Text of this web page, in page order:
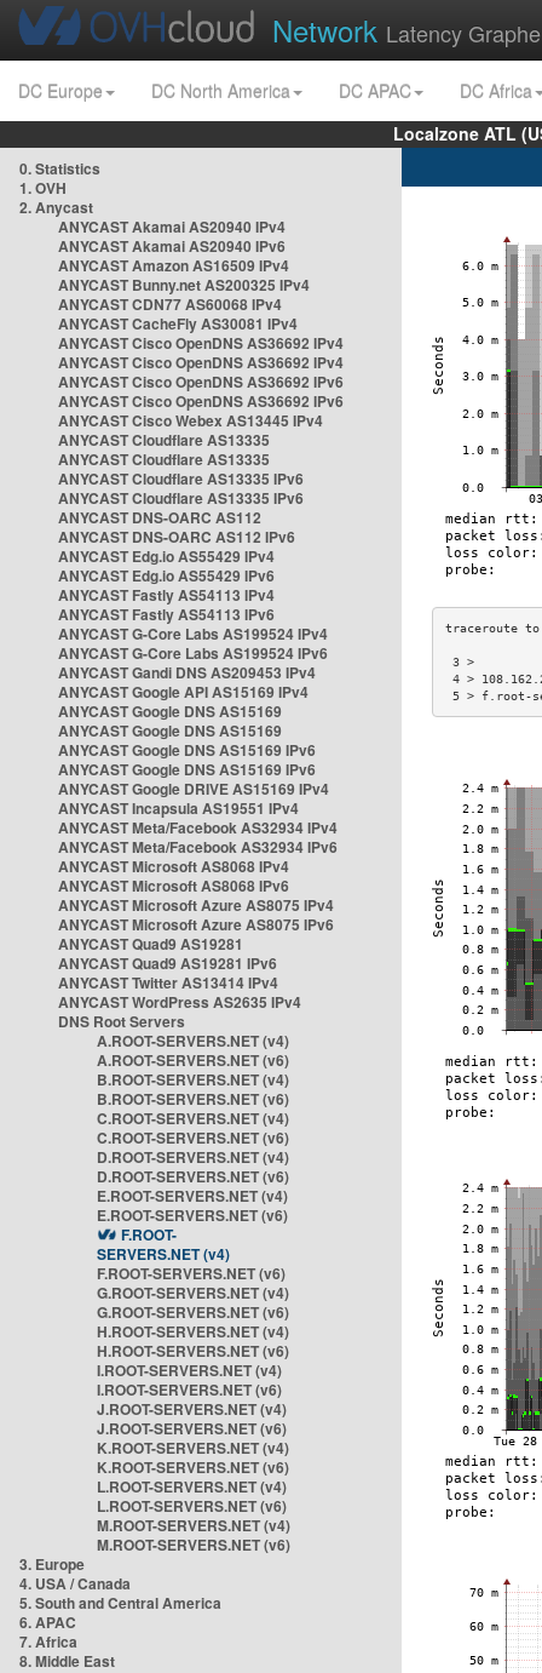
Network Latency
DC Europe DC North America DC APAC
DC Africa
Localzone ATL
0. Statistics
1. OVH
2. Anycast
ANYCAST Akamai AS20940 IPv4
ANYCAST Akamai AS20940 IPv6
ANYCAST Amazon AS16509 IPv4
ANYCAST Bunny.net AS200325 IPv4
ANYCAST CDN77 AS60068 IPv4
ANYCAST CacheFly AS30081 IPv4
ANYCAST Cisco OpenDNS AS36692 IPv4
ANYCAST Cisco OpenDNS AS36692 IPv4
ANYCAST Cisco OpenDNS AS36692 IPv6
ANYCAST Cisco OpenDNS AS36692 IPv6
ANYCAST Cisco Webex AS13445 IPv4
ANYCAST Cloudflare AS13335
ANYCAST Cloudflare AS13335
ANYCAST Cloudflare AS13335 IPv6
ANYCAST Cloudflare AS13335 IPv6
ANYCAST DNS-OARC AS112
ANYCAST DNS-OARC AS112 IPv6
ANYCAST Edg.io AS55429 IPv4
ANYCAST Edg.io AS55429 IPv6
ANYCAST Fastly AS54113 IPv4
ANYCAST Fastly AS54113 IPv6
ANYCAST G-Core Labs AS199524 IPv4
ANYCAST G-Core Labs AS199524 IPv6
ANYCAST Gandi DNS AS209453 IPv4
ANYCAST Google API AS15169 IPv4
ANYCAST Google DNS AS15169
ANYCAST Google DNS AS15169
ANYCAST Google DNS AS15169 IPv6
ANYCAST Google DNS AS15169 IPv6
ANYCAST Google DRIVE AS15169 IPv4
ANYCAST Incapsula AS19551 IPv4
ANYCAST Meta/Facebook AS32934 IPv4
ANYCAST Meta/Facebook AS32934 IPv6
ANYCAST Microsoft AS8068 IPv4
ANYCAST Microsoft AS8068 IPv6
ANYCAST Microsoft Azure AS8075 IPv4
ANYCAST Microsoft Azure AS8075 IPv6
ANYCAST Quad9 AS19281
ANYCAST Quad9 AS19281 IPv6
ANYCAST Twitter AS13414 IPv4
ANYCAST WordPress AS2635 IPv4
DNS Root Servers
A.ROOT-SERVERS.NET (v4)
A.ROOT-SERVERS.NET (v6)
B.ROOT-SERVERS.NET (v4)
B.ROOT-SERVERS.NET (v6)
C.ROOT-SERVERS.NET (v4)
C.ROOT-SERVERS.NET (v6)
D.ROOT-SERVERS.NET (v4)
D.ROOT-SERVERS.NET (v6)
E.ROOT-SERVERS.NET (v4)
E.ROOT-SERVERS.NET (v6)
F.ROOT-
SERVERS.NET (v4)
F.ROOT-SERVERS.NET (v6)
G.ROOT-SERVERS.NET (v4)
G.ROOT-SERVERS.NET (v6)
H.ROOT-SERVERS.NET (v4)
H.ROOT-SERVERS.NET (v6)
I.ROOT-SERVERS.NET (v4)
I.ROOT-SERVERS.NET (v6)
J.ROOT-SERVERS.NET (v4)
J.ROOT-SERVERS.NET (v6)
K.ROOT-SERVERS.NET (v4)
K.ROOT-SERVERS.NET (v6)
L.ROOT-SERVERS.NET (v4)
L.ROOT-SERVERS.NET (v6)
M.ROOT-SERVERS.NET (v4)
M.ROOT-SERVERS.NET (v6)
3. Europe
4. USA / Canada
5. South and Central America
6. APAC
7. Africa
8. Middle East
4 >
5 > f.root-